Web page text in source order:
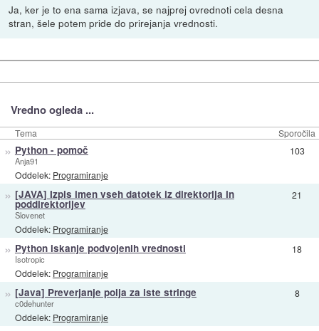
Ja, ker je to ena sama izjava, se najprej ovrednoti cela desna
stran, šele potem pride do prirejanja vrednosti.
Vredno ogleda ...
Tema Sporočila
» Python - pomoč
Anja91
Oddelek: Programiranje
103
» [JAVA] Izpis imen vseh datotek iz direktorija in
poddirektorijev
Slovenet
Oddelek: Programiranje
21
» Python iskanje podvojenih vrednosti
Isotropic
Oddelek: Programiranje
18
» [Java] Preverjanje polja za iste stringe
c0dehunter
Oddelek: Programiranje
8